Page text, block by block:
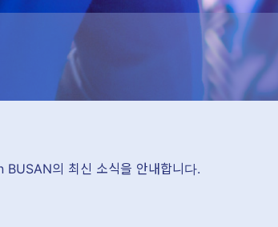
의 최신 소식을 안내합니다.